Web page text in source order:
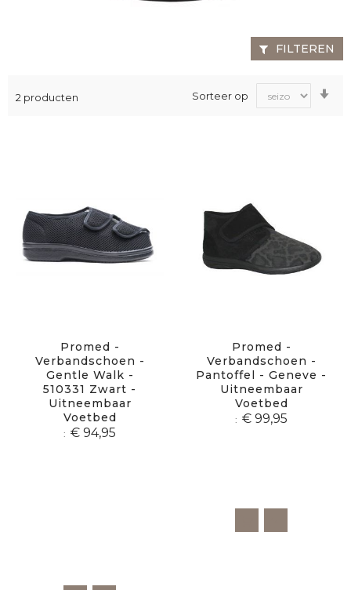
2 producten Sorteer op
Promed -
Verbandschoen -
Gentle Walk -
510331 Zwart -
Uitneembaar
Voetbed
€ 94,95
Promed -
Verbandschoen -
Pantoffel - Geneve -
Uitneembaar
Voetbed
€ 99,95
FILTEREN